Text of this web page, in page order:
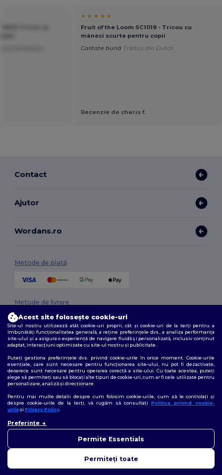
★ ★ ★ ★ ★
Fruit of the Loom SC1019 - Tricou cu
mâneci scurte pentru copii
Calitate bună Tradus din Dutch
Recenzie de charis f.
Contact
Ajutor
Wordans.ro
Metode de plată
Metode de livrare
2026. Toate drepturile rezervate
Termeni și condiții
urile|Sitemap
Urmărește-ne
Acest site folosește cookie-uri
Site-ul nostru utilizează atât cookie-uri proprii, cât și cookie-uri de la terți pentru a
îmbunătăți funcționalitatea generală, a reține preferințele dvs., a analiza performanța
site-ului și a asigura o experiență de navigare fluidă și personalizată, inclusiv conținut
adaptat, interacțiuni optimizate cu site-ul nostru și publicitate.
Puteți gestiona preferințele dvs. privind cookie-urile în orice moment. Cookie-urile
esențiale, care sunt necesare pentru funcționarea site-ului, nu pot fi dezactivate,
deoarece sunt necesare pentru operarea corectă a site-ului. Cu toate acestea, puteți
alege să permiteți sau să blocați alte tipuri de cookie-uri, cum ar fi cele utilizate pentru
personalizare, analiză și direcționare.
Pentru mai multe detalii despre cum folosim cookie-urile, cum să le controlați și
despre cookie-urile de la terți, vă rugăm să consultați Politica privind cookie-
urileși Privacy Policy.
Preferințe
Permite Essentials
Permiteți toate
în orice moment. Chatbot-ul
ajuta.